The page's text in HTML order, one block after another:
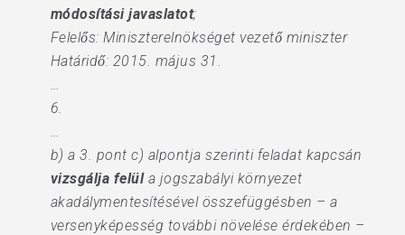
módosítási javaslatot;
Felelős: Miniszterelnökséget vezető miniszter
Határidő: 2015. május 31.
…
6.
…
b) a 3. pont c) alpontja szerinti feladat kapcsán
vizsgálja felüla jogszabályi környezet
akadálymentesítésével összefüggésben – a
versenyképesség további növelése érdekében –